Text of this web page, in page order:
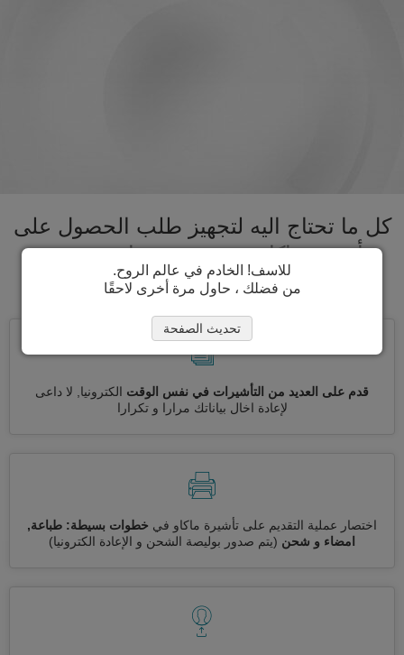
كل ما تحتاج اليه لتجهيز طلب الحصول على
تأشيرة ماكاو تحت سقف واحد. تسريع
عملية الحصول على تأشيرة ماكاو
قدم على العديد من التأشيرات في نفس الوقت الكترونيا, لا داعى
لإعادة اخال بياناتك مرارا و تكرارا
اختصار عملية التقديم على تأشيرة ماكاو في خطوات بسيطة: طباعة,
امضاء و شحن (يتم صدور بوليصة الشحن و الإعادة الكترونيا)
للاسف! الخادم في عالم الروح.
من فضلك ، حاول مرة أخرى لاحقًا
تحديث الصفحة